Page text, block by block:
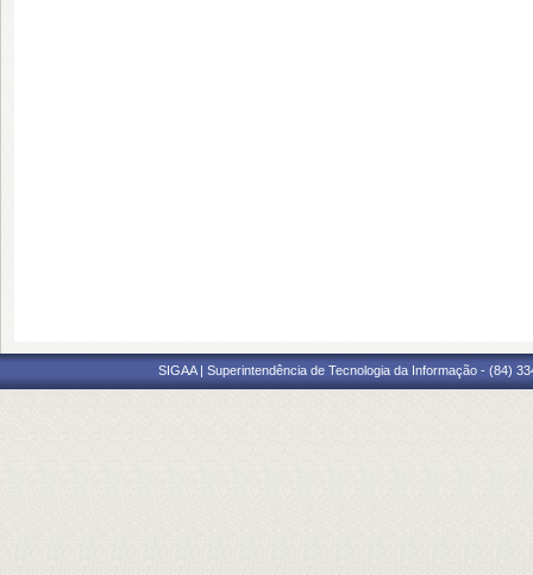
SIGAA | Superintendência de Tecnologia da Informação - (84)